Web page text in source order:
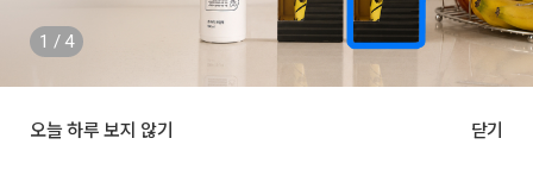
1 / 4
오늘 하루 보지 않기 닫기
1,437,000 원
추천 NEW 2